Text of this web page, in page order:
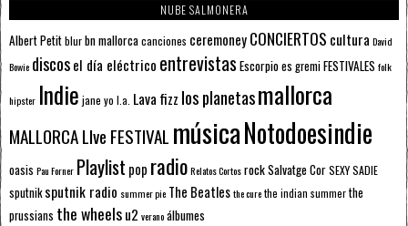
NUBE SALMONERA
Albert Petitblurbn mallorcacanciones ceremoneyCONCIERTOS cultura David
Bowie discosel día eléctrico entrevistas Escorpioes gremiFESTIVALES folk
hipster Indie jane yo l.a. Lava fizz los planetasmallorca
MALLORCA LIve FESTIVAL músicaNotodoesindie
oasis Pau Forner Playlist pop radioRelatos CortosrockSalvatge CorSEXY SADIE
sputnik sputnik radio summer pie The Beatlesthe curethe indian summerthe
prussians the wheelsu2 veranoálbumes